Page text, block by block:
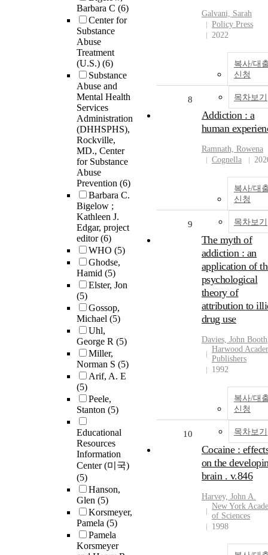
Barbara C (6)
Center for
Substance
Abuse
Treatment
(U.S.) (6)
Substance
Abuse and
Mental Health
Services
Administration
(DHHSPHS),
Rockville,
MD., Center
for Substance
Abuse
Prevention (6)
Barbara C.
Bigelow ;
Kathleen J.
Edgar, project
editor(6)
WHO (5)
Ghodse,
Hamid (5)
Elster, Jon
(5)
Gossop,
Michael (5)
Uhl,
George R (5)
Miller,
Norman S (5)
Arif, A. E
(5)
Peele,
Stanton (5)
Educational
Resources
Information
Center (미국)
(5)
Hanson,
Glen (5)
Korsmeyer,
Pamela (5)
Pamela
Korsmeyer
Galvani, Sarah
Policy Press
2022
복사/대
신청
목차보기
8
Addiction : a
human
Ramnath, Rowena
Cognella
복사/대
신청
목차보기
9
The myth of
addiction : an
application of
psychological
theory of
attribution to
drug use
Davies, John Booth
Harwood
Publishers
1992
복사/대
신청
목차보기
10
Cocaine :
on the
brain . v.846
Harvey, John A.
New York
of Sciences
1998